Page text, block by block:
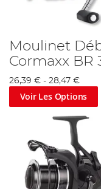
Moulinet
Cormaxx BR
26,39 € - 28,47 €
Voir Les Options